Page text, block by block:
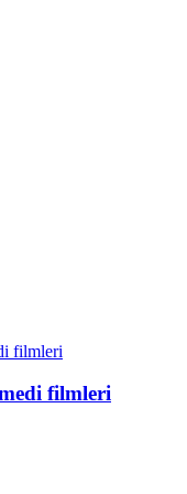
filmleri
filmleri